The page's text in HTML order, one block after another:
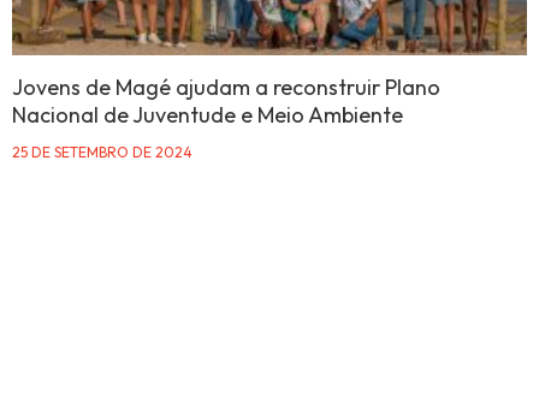
Jovens de Magé ajudam a reconstruir Plano
Nacional de Juventude e Meio Ambiente
25 DE SETEMBRO DE 2024